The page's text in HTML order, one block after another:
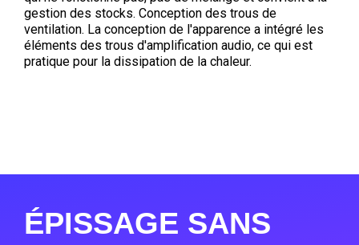
gestion des stocks. Conception des trous de
ventilation. La conception de l'apparence a intégré les
éléments des trous d'amplification audio, ce qui est
pratique pour la dissipation de la chaleur.
ÉPISSAGE SANS